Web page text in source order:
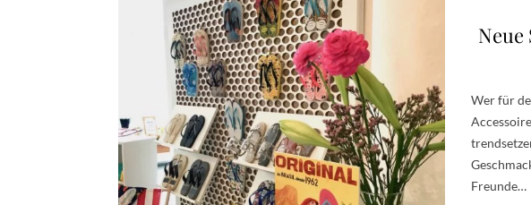
Wer für
Freunde…